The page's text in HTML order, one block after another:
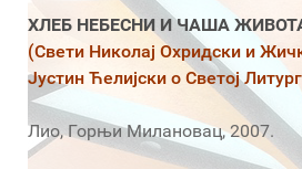
ХЛЕБ НЕБЕСНИ И ЧАША
(Свети Николај Охридски и
Јустин Ћелијски о Светој
Лио, Горњи Милановац, 2007.